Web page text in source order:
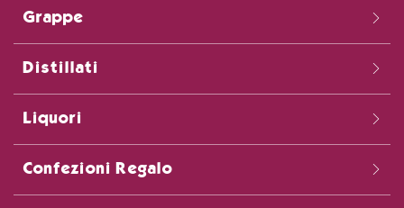
Grappe
Distillati
Liquori
Confezioni Regalo